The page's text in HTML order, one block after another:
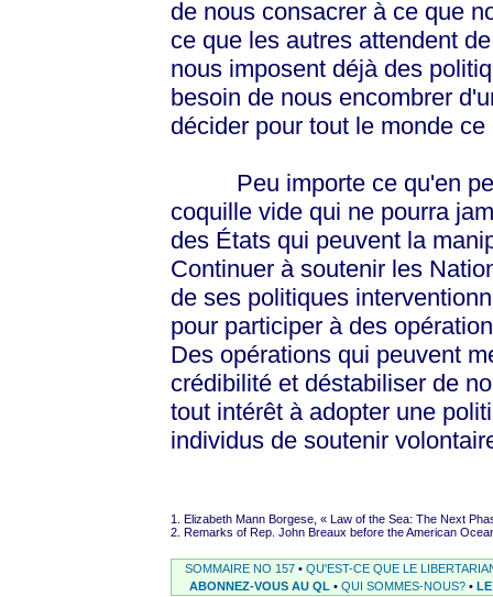
de nous consacrer à ce que
ce que les autres attendent
nous imposent déjà des
besoin de nous encombrer
décider pour tout le monde
Peu importe ce qu'en
coquille vide qui ne pourra
des États qui peuvent la
Continuer à soutenir les
de ses politiques
pour participer à des
Des opérations qui peuvent
crédibilité et déstabiliser de
tout intérêt à adopter une
individus de soutenir
1. Elizabeth Mann Borgese, « Law of the Sea: The Next
2. Remarks of Rep. John Breaux before the American
SOMMAIRE NO 157 • QU'EST-CE QUE LE
ABONNEZ-VOUS AU QL • QUI SOMMES-NOUS?•